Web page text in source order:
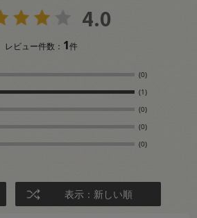
4.0
レビュー件数： 1件
(0)
(1)
(0)
(0)
(0)
表示：新しい順